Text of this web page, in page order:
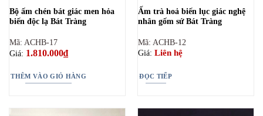
Bộ ấm chén bát giác men hỏa
biến độc lạ Bát Tràng
Mã: ACHB-17
Giá: 1.810.000₫
THÊM VÀO GIỎ HÀNG
Ấm trà hoả biến lục giác nghệ
nhân gốm sứ Bát Tràng
Mã: ACHB-12
Giá: Liên hệ
ĐỌC TIẾP